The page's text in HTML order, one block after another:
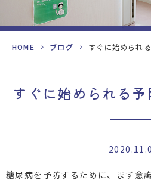
HOME > ブログ > すぐに始められ
すぐに始められる予
糖尿病を予防するために、まず意